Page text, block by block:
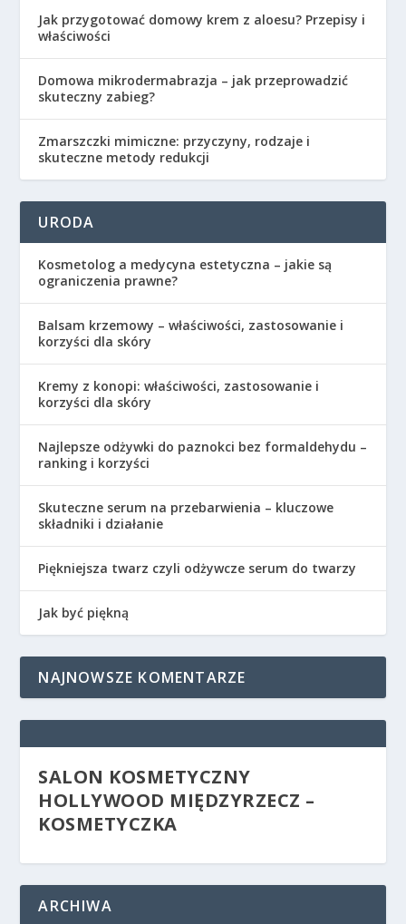
Jak przygotować domowy krem z aloesu? Przepisy i
właściwości
Domowa mikrodermabrazja – jak przeprowadzić
skuteczny zabieg?
Zmarszczki mimiczne: przyczyny, rodzaje i
skuteczne metody redukcji
URODA
Kosmetolog a medycyna estetyczna – jakie są
ograniczenia prawne?
Balsam krzemowy – właściwości, zastosowanie i
korzyści dla skóry
Kremy z konopi: właściwości, zastosowanie i
korzyści dla skóry
Najlepsze odżywki do paznokci bez formaldehydu –
ranking i korzyści
Skuteczne serum na przebarwienia – kluczowe
składniki i działanie
Piękniejsza twarz czyli odżywcze serum do twarzy
Jak być piękną
NAJNOWSZE KOMENTARZE
SALON KOSMETYCZNY
HOLLYWOOD MIĘDZYRZECZ –
KOSMETYCZKA
ARCHIWA